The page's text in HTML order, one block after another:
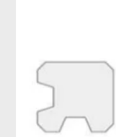
Hver sektion
195 cm inkl. en
198 cm inkl. en
Malede hegn er